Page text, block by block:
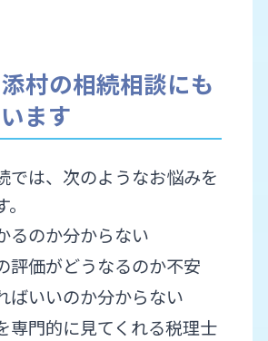
村の相続相談にも
ます
では、次のようなお悩みを
るのか分からない
評価がどうなるのか不安
ばいいのか分からない
専門的に見てくれる税理士